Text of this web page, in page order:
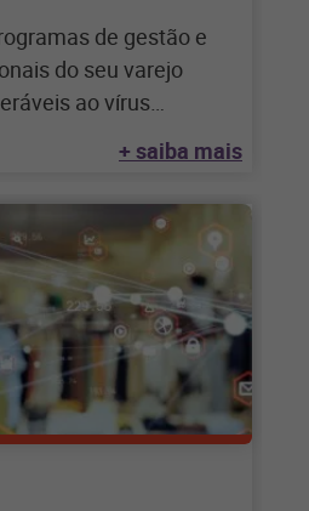
de gestão e
do seu varejo
ao vírus
+ saiba mais